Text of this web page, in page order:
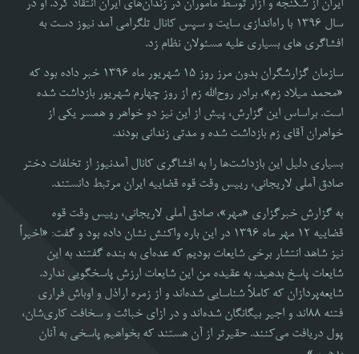
ایران از شکنجه و آزار توسط ماموران در زندان‌های ایران انتقاد کرد. او در
سال ۱۳۹۶ با راه‌اندازی سایت و سپس کانال تلگرامی آمد نیوز دست به
افشاگری های بسیاری علیه مسئولان نظام زد.
سازمان گزارشگران بدون مرز روز ۱۵ شهریور ماه 1396 خبر داده بود که
«محمد میلاد زم»، برادر روح‌الله زم از روز چهارم شهریور بازداشت شده‌
است. براساس این گزارش، پیش از این نیز دو خواهر و همسر یکی از
خواهران آقای زم بازداشت شده و مدتی زندانی بودند.
بسیاری دلیل این بازداشت‌ها را به افشاگری کانال آمدنیوز از تخلفات دختر
صادق آملی لاریجانی، رییس وقت قوه قضاییه ایران مرتبط دانستند.
به گزارش خبرگزاری «مهر»، صادق آملی لاریجانی، رییس وقت قوه
قضاییه 12 مهر ماه 1396 در این باره واکنش نشان داده بود و گفت: «اخیراً
نیز شاهد انتشار برخی شایعات بودیم که عده‌ای به بنده گفتند به این
شایعات پاسخ بدهید. به عقیده من این شایعات ارزش پاسخگویی ندارد.
شایعه‌پردازان که کاملاً شناسایی شده‌اند و از زمره اراذل و اوباش فراری
فتنه ۸۸‌اند و اجیر بیگانگان شده‌اند و در ازای خباثت و سخافت کاری‌شان،
پول دریافت می‌کنند. حقیرتر از آن هستند که بخواهیم پاسخی به آنان